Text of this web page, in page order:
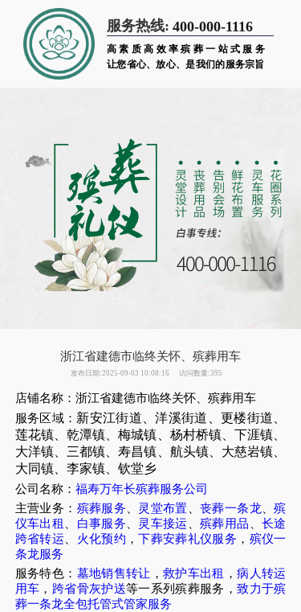
服务热线: 400-000-1116
高素质高效率殡葬一站式服务
让您省心、放心、是我们的服务宗旨
浙江省建德市临终关怀、殡葬用车
发布日期:2025-09-03 10:08:16 访问数量:395
店铺名称：浙江省建德市临终关怀、殡葬用车
服务区域： 新安江街道、洋溪街道、更楼街道、
莲花镇、乾潭镇、梅城镇、杨村桥镇、下涯镇、
大洋镇、三都镇、寿昌镇、航头镇、大慈岩镇、
大同镇、李家镇、钦堂乡
公司名称： 福寿万年长殡葬服务公司
主营业务： 殡葬服务 灵堂布置 、丧葬一条龙 、殡
仪车出租
白事服务 灵车接运 、殡葬用品
长途
跨省转运
火化预约 ，下葬安葬礼仪服务 ， 殡仪一
条龙服务
服务特色： 墓地销售转让 ，救护车出租 ，病人转运
用车 ， 跨省骨灰护送等一系列殡葬服务，致力于殡
葬一条龙全包托管式管家服务